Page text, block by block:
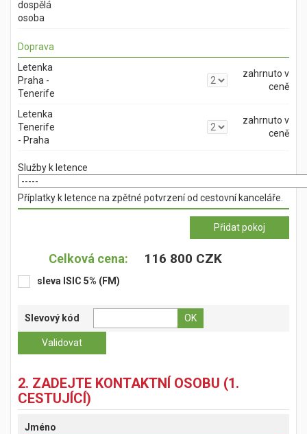
dospělá
osoba
Doprava
Letenka
Praha -
Tenerife
zahrnuto v
ceně
Letenka
Tenerife
- Praha
zahrnuto v
ceně
Služby k letence
Příplatky k letence na zpětné potvrzení od cestovní kanceláře.
Celková cena: 116 800 CZK
sleva ISIC 5% (FM)
Slevový kód
2. ZADEJTE KONTAKTNÍ OSOBU (1.
CESTUJÍCÍ)
Jméno